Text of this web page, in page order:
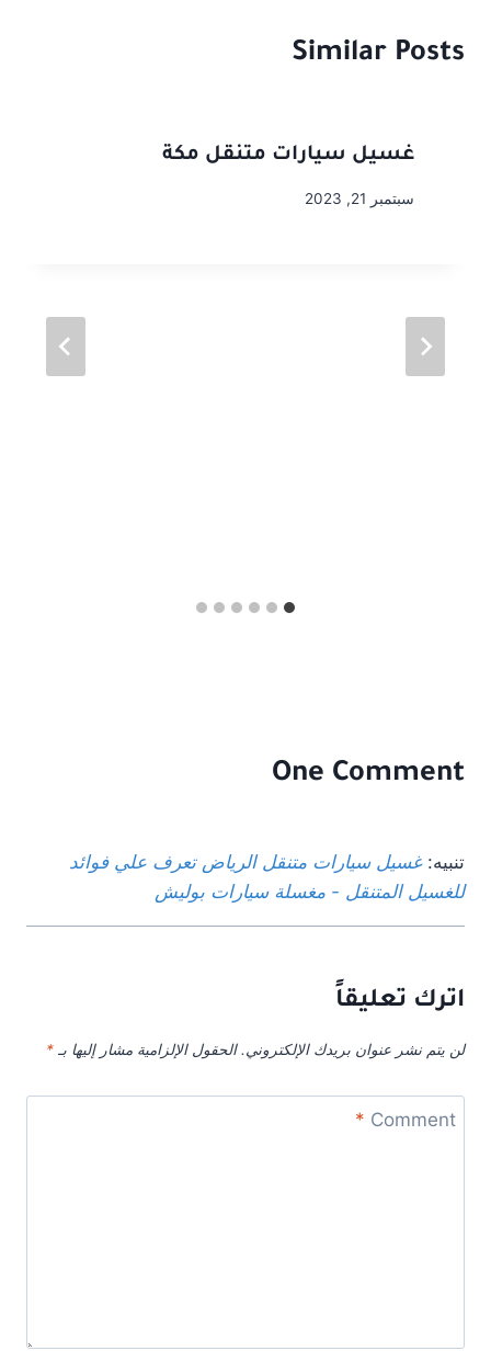
Similar Posts
غسيل سيارات متنقل مكة
سبتمبر 21, 2023
One Comment
تنبيه:غسيل سيارات متنقل الرياض تعرف علي فوائد
للغسيل المتنقل - مغسلة سيارات بوليش
اترك تعليقاً
لن يتم نشر عنوان بريدك الإلكتروني. الحقول الإلزامية مشار إليها بـ *
Comment
*